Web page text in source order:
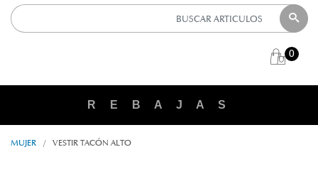
0
R E B A J A S
MUJER / VESTIR TACÓN ALTO